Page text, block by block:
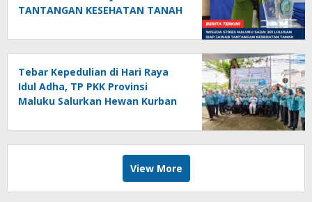
TANTANGAN KESEHATAN TANAH
Tebar Kepedulian di Hari Raya
Idul Adha, TP PKK Provinsi
Maluku Salurkan Hewan Kurban
Asuhan
View More